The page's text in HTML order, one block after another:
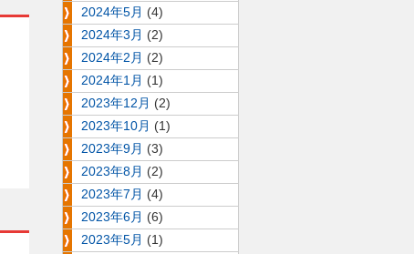
2024年5月 (4)
2024年3月 (2)
2024年2月 (2)
2024年1月 (1)
2023年12月 (2)
2023年10月 (1)
2023年9月 (3)
2023年8月 (2)
2023年7月 (4)
2023年6月 (6)
2023年5月 (1)